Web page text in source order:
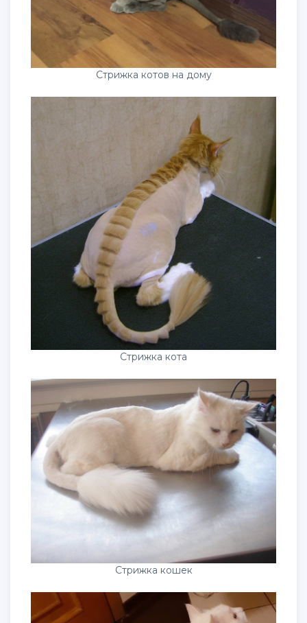
Стрижка котов на дому
Стрижка кота
Стрижка кошек